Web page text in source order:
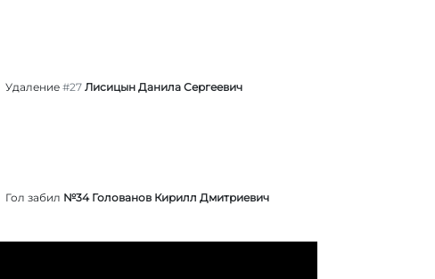
Удаление #27 Лисицын Данила Сергеевич
Гол забил №34 Голованов Кирилл Дмитриевич